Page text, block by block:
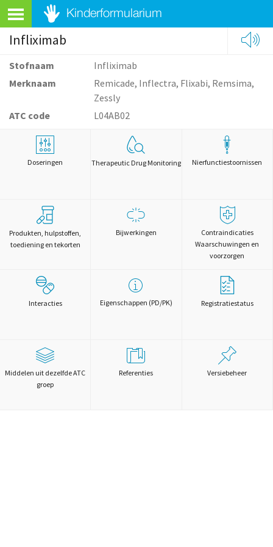
Infliximab
Stofnaam
Infliximab
Merknaam
Remicade, Inflectra, Flixabi, Remsima,
Zessly
ATC code
L04AB02
Doseringen Therapeutic Drug Monitoring Nierfunctiestoornissen
Produkten, hulpstoffen,
toediening en tekorten
Bijwerkingen
Contraindicaties
Waarschuwingen en
voorzorgen
Interacties Eigenschappen (PD/PK) Registratiestatus
Middelen uit dezelfde ATC
groep
Referenties Versiebeheer